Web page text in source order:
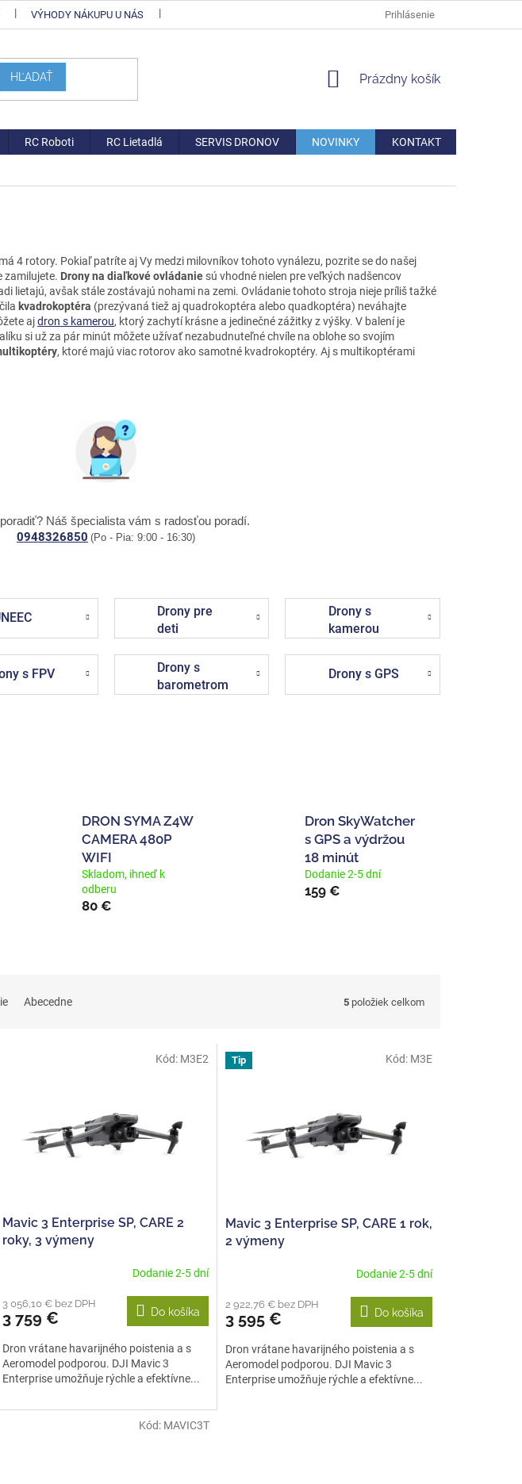
VÝHODY NÁKUPU U NÁS AKO REKLAMOVAŤ/VRÁTIŤ
Prihlásenie
HĽADAŤ
NÁKUPNÝ
Prázdny košík
RC Roboti RC Lietadlá SERVIS DRONOV NOVINKY KONTAKT
4 rotory. Pokiaľ patríte aj Vy medzi milovníkov tohoto vynálezu, pozrite se do našej
zamilujete. Drony na diaľkové ovládanie sú vhodné nielen pre veľkých nadšencov
lietajú, avšak stále zostávajú nohami na zemi. Ovládanie tohoto stroja nieje príliš tažké
kvadrokoptéra (prezývaná tiež aj quadrokoptéra alebo quadkoptéra) neváhajte
ajdron s kamerou, ktorý zachytí krásne a jedinečné zážitky z výšky. V balení je
si už za pár minút môžete užívať nezabudnuteľné chvíle na oblohe so svojím
, ktoré majú viac rotorov ako samotné kvadrokoptéry. Aj s multikoptérami
Náš špecialista vám s radosťou poradí.
0948326850 (Po - Pia: 9:00 - 16:30)
Drony pre
deti
Drony s
kamerou
s FPV
Drony s
barometrom
Drony s GPS
DRON SYMA Z4W
CAMERA 480P
WIFI
Skladom, ihneď k
odberu
80 €
Dron SkyWatcher
s GPS a výdržou
18 minút
Dodanie 2-5 dní
159 €
Abecedne 5 položiek celkom
Mavic 3 Enterprise SP, CARE 2
roky, 3 výmeny
Dodanie 2-5 dní
3 056,10 € bez DPH
3 759 € Do košíka
Dron vrátane havarijného poistenia a s
Aeromodel podporou. DJI Mavic 3
Enterprise umožňuje rýchle a efektívne...
Kód: M3E2 Tip
Mavic 3 Enterprise SP, CARE 1 rok,
2 výmeny
Dodanie 2-5 dní
2 922,76 € bez DPH
3 595 € Do košíka
Dron vrátane havarijného poistenia a s
Aeromodel podporou. DJI Mavic 3
Enterprise umožňuje rýchle a efektívne...
Kód: M3E
Kód: MAVIC3T